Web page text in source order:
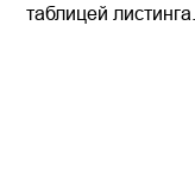
таблицей листинга.